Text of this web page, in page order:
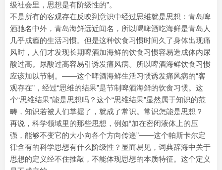
级社会里，思想是有阶级性的”。
不是所有的客观存在反映到意识中经过思维就是思想：青岛啤
酒驰名中外，青岛海鲜远近闻名，所以喝啤酒吃海鲜是青岛人
几乎成瘾的生活习惯。但是这种饮食习惯时间久了身体出现痛
风时，人们才发现长期啤酒加海鲜的饮食习惯容易造成体内尿
酸过高。尿酸过高容易引诱发痛风病。所以啤酒海鲜饮食习惯
应该加以节制。——这个啤酒海鲜生活习惯诱发痛风病的“客
观存在”，经过“思维的结果”是节制啤酒海鲜的饮食习惯。这
个“思维结果”能是思想吗？这个“思维结果”显然属于知识的范
畴，知识若被人们掌握了，就成了常识。常识怎能是思想？
再说，科学领域里的那些思想，例如“加在密闭液体上的压
强，能够不变它的大小向各个方向传递”——这个帕斯卡尔定
律含有的科学思想有什么阶级性？显而易见，词典辞海中关于
思想的定义经不住推敲，不能体现思想的本质特征。这个定义